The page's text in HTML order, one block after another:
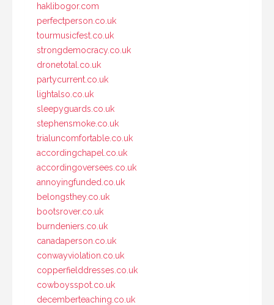
haklibogor.com
perfectperson.co.uk
tourmusicfest.co.uk
strongdemocracy.co.uk
dronetotal.co.uk
partycurrent.co.uk
lightalso.co.uk
sleepyguards.co.uk
stephensmoke.co.uk
trialuncomfortable.co.uk
accordingchapel.co.uk
accordingoversees.co.uk
annoyingfunded.co.uk
belongsthey.co.uk
bootsrover.co.uk
burndeniers.co.uk
canadaperson.co.uk
conwayviolation.co.uk
copperfielddresses.co.uk
cowboysspot.co.uk
decemberteaching.co.uk